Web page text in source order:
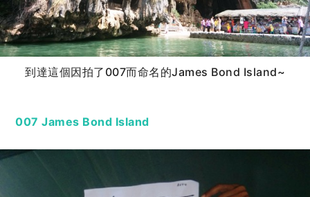
到達這個因拍了007而命名的James Bond Island~
007 James Bond Island